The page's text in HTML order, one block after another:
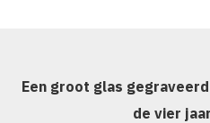
Een groot glas
de vier